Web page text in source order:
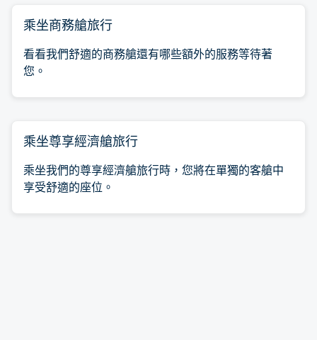
乘坐商務艙旅行
看看我們舒適的商務艙還有哪些額外的服務等待著
您。
乘坐尊享經濟艙旅行
乘坐我們的尊享經濟艙旅行時，您將在單獨的客艙中
享受舒適的座位。